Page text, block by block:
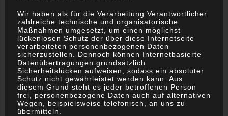
Wir haben als für die Verarbeitung Verantwortlicher
zahlreiche technische und organisatorische
Maßnahmen umgesetzt, um einen möglichst
lückenlosen Schutz der über diese Internetseite
verarbeiteten personenbezogenen Daten
sicherzustellen. Dennoch können Internetbasierte
Datenübertragungen grundsätzlich
Sicherheitslücken aufweisen, sodass ein absoluter
Schutz nicht gewährleistet werden kann. Aus
diesem Grund steht es jeder betroffenen Person
frei, personenbezogene Daten auch auf alternativen
Wegen, beispielsweise telefonisch, an uns zu
übermitteln.